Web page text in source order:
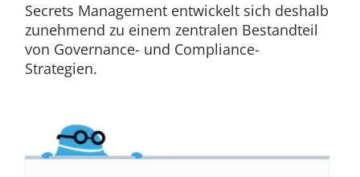
Secrets Management entwickelt sich deshalb
zunehmend zu einem zentralen Bestandteil
von Governance- und Compliance-
Strategien.